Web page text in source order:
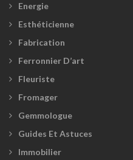
Energie
Esthéticienne
Fabrication
Ferronnier D’art
Fleuriste
Fromager
Gemmologue
Guides Et Astuces
Immobilier